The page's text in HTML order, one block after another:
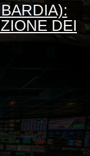
DEI